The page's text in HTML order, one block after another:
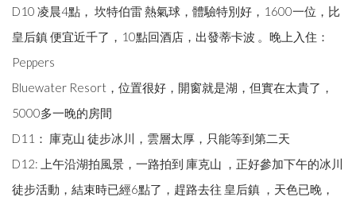
D10 凌晨4點， 坎特伯雷 熱氣球，體驗特別好，1600一位，比
皇后鎮 便宜近千了，10點回酒店，出發蒂卡波 。晚上入住：
Peppers
Bluewater Resort，位置很好，開窗就是湖，但實在太貴了，
5000多一晚的房間
D11： 庫克山 徒步冰川，雲層太厚，只能等到第二天
D12: 上午沿湖拍風景，一路拍到 庫克山 ，正好參加下午的冰川
徒步活動，結束時已經6點了，趕路去往 皇后鎮 ，天色已晚，